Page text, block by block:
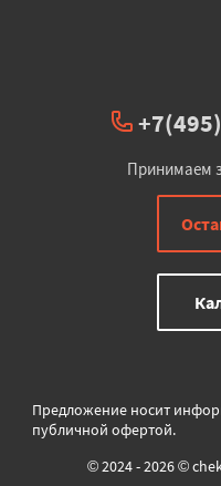
Принимаем
Предложение носит
публичной офертой.
© 2024 - 2026 ©